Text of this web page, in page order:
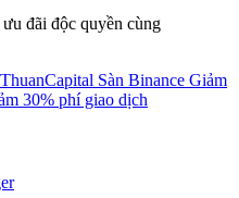
đãi độc quyền cùng
Sàn Binance Giảm
30% phí giao dịch